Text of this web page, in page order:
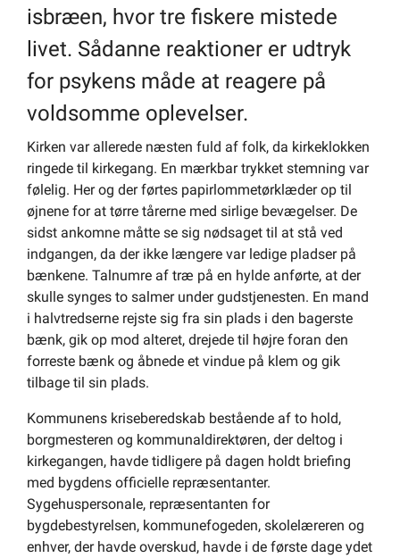
isbræen, hvor tre fiskere mistede
livet. Sådanne reaktioner er udtryk
for psykens måde at reagere på
voldsomme oplevelser.
Kirken var allerede næsten fuld af folk, da kirkeklokken
ringede til kirkegang. En mærkbar trykket stemning var
følelig. Her og der førtes papirlommetørklæder op til
øjnene for at tørre tårerne med sirlige bevægelser. De
sidst ankomne måtte se sig nødsaget til at stå ved
indgangen, da der ikke længere var ledige pladser på
bænkene. Talnumre af træ på en hylde anførte, at der
skulle synges to salmer under gudstjenesten. En mand
i halvtredserne rejste sig fra sin plads i den bagerste
bænk, gik op mod alteret, drejede til højre foran den
forreste bænk og åbnede et vindue på klem og gik
tilbage til sin plads.
Kommunens kriseberedskab bestående af to hold,
borgmesteren og kommunaldirektøren, der deltog i
kirkegangen, havde tidligere på dagen holdt briefing
med bygdens officielle repræsentanter.
Sygehuspersonale, repræsentanten for
bygdebestyrelsen, kommunefogeden, skolelæreren og
enhver, der havde overskud, havde i de første dage ydet